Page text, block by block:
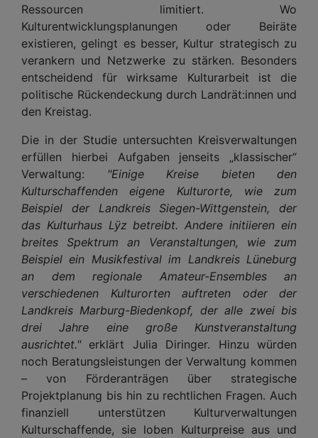
Ressourcen limitiert. Wo
Kulturentwicklungsplanungen oder Beiräte
existieren, gelingt es besser, Kultur strategisch zu
verankern und Netzwerke zu stärken. Besonders
entscheidend für wirksame Kulturarbeit ist die
politische Rückendeckung durch Landrät:innen und
den Kreistag.
Die in der Studie untersuchten Kreisverwaltungen
erfüllen hierbei Aufgaben jenseits „klassischer“
Verwaltung:
"Einige Kreise bieten den
Kulturschaffenden eigene Kulturorte, wie zum
Beispiel der Landkreis Siegen-Wittgenstein, der
das Kulturhaus Lÿz betreibt. Andere initiieren ein
breites Spektrum an Veranstaltungen, wie zum
Beispiel ein Musikfestival im Landkreis Lüneburg
an dem regionale Amateur-Ensembles an
verschiedenen Kulturorten auftreten oder der
Landkreis Marburg-Biedenkopf, der alle zwei bis
drei Jahre eine große Kunstveranstaltung
ausrichtet."erklärt Julia Diringer. Hinzu würden
noch Beratungsleistungen der Verwaltung kommen
– von Förderanträgen über strategische
Projektplanung bis hin zu rechtlichen Fragen. Auch
finanziell unterstützen Kulturverwaltungen
Kulturschaffende, sie loben Kulturpreise aus und